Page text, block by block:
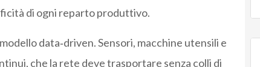
di ogni reparto produttivo.
data‑driven. Sensori, macchine utensili e
che la rete deve trasportare senza colli di